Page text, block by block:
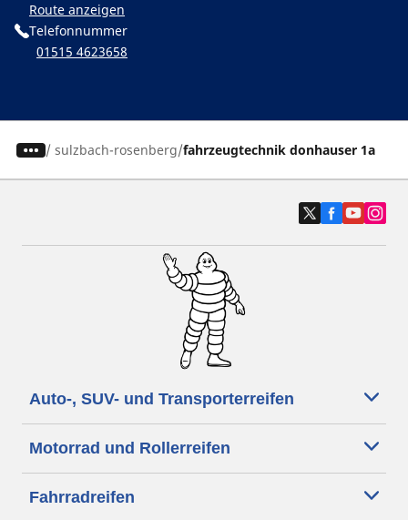
Route anzeigen
Telefonnummer
01515 4623658
/ sulzbach-rosenberg fahrzeugtechnik donhauser 1a
Auto-, SUV- und Transporterreifen
Motorrad und Rollerreifen
Fahrradreifen